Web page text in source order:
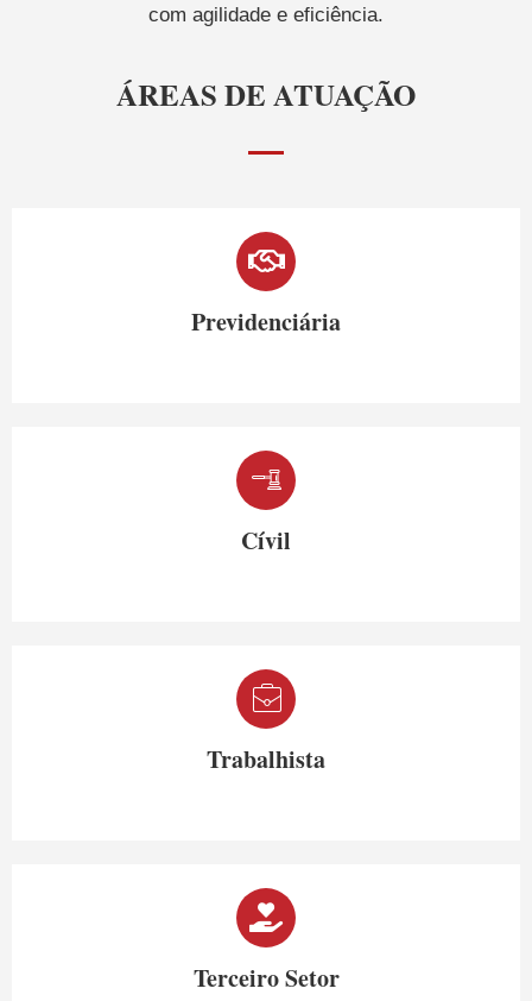
com agilidade e eficiência.
ÁREAS DE ATUAÇÃO
Previdenciária
Cívil
Trabalhista
Terceiro Setor